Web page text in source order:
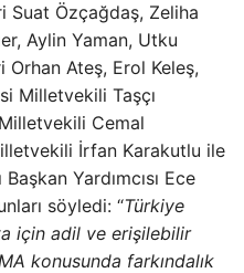
Suat Özçağdaş, Zeliha
Aylin Yaman, Utku
Orhan Ateş, Erol Keleş,
Milletvekili Taşçı
Cemal
İrfan Karakutlu ile
Yardımcısı Ece
söyledi: “Türkiye
için adil ve erişilebilir
konusunda farkındalık